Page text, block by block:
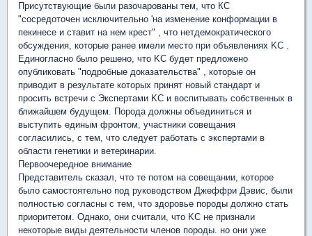
Присутствующие были разочарованы тем, что КС
"сосредоточен исключительно 'на изменение конформации в
пекинесе и ставит на нем крест" , что нетдемократического
обсуждения, которые ранее имели место при объявлениях KC .
Единогласно было решено, что KC будет предложено
опубликовать "подробные доказательства" , которые он
приводит в результате которых принят новый стандарт и
просить встречи с Экспертами KC и воспитывать собственных в
ближайшем будущем. Порода должны объединиться и
выступить единым фронтом, участники совещания
согласились, с тем, что следует работать с экспертами в
области генетики и ветеринарии.
Первоочередное внимание
Представитель сказал, что те потом на совещании, которое
было самостоятельно под руководством Джеффри Дэвис, были
полностью согласны с тем, что здоровье породы должно стать
приоритетом. Однако, они считали, что KC не признали
некоторые виды деятельности членов породы. но они уже